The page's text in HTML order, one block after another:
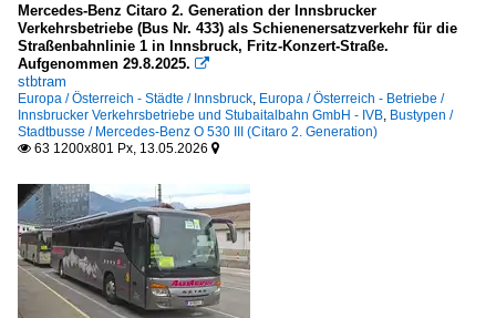
Mercedes-Benz Citaro 2. Generation der Innsbrucker
Verkehrsbetriebe (Bus Nr. 433) als Schienenersatzverkehr für die
Straßenbahnlinie 1 in Innsbruck, Fritz-Konzert-Straße.
Aufgenommen 29.8.2025. 
stbtram
Europa / Österreich - Städte / Innsbruck Europa / Österreich - Betriebe /
Innsbrucker Verkehrsbetriebe und Stubaitalbahn GmbH - IVB Bustypen /
Stadtbusse / Mercedes-Benz O 530 III (Citaro 2. Generation)
 63 1200x801 Px, 13.05.2026 